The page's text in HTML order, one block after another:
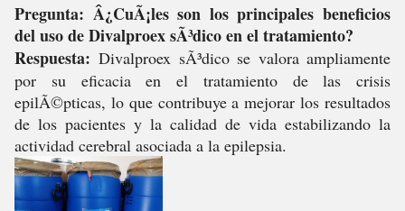
Pregunta: Â¿CuÃ¡les son los principales beneficios
del uso de Divalproex sÃ³dico en el tratamiento?
Respuesta: Divalproex sÃ³dico se valora ampliamente
por su eficacia en el tratamiento de las crisis
epilÃ©pticas, lo que contribuye a mejorar los resultados
de los pacientes y la calidad de vida estabilizando la
actividad cerebral asociada a la epilepsia.